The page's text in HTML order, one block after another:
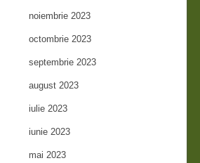
noiembrie 2023
octombrie 2023
septembrie 2023
august 2023
iulie 2023
iunie 2023
mai 2023